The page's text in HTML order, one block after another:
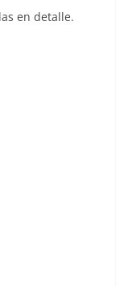
en detalle.